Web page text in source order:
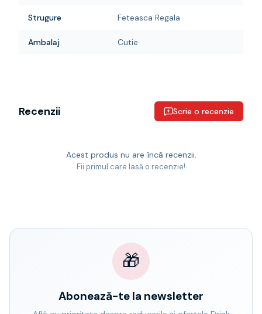
Strugure Feteasca Regala
Ambalaj Cutie
Recenzii Scrie o recenzie
Acest produs nu are încă recenzii.
Fii primul care lasă o recenzie!
🎁
Abonează-te la newsletter